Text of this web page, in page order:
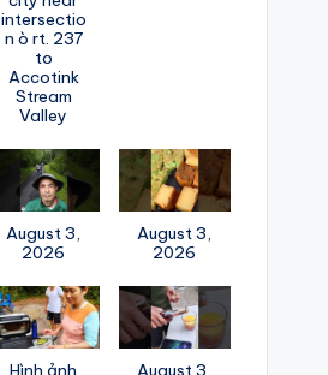
intersectio
n ò rt. 237
to
Accotink
Stream
Valley
August 3,
2026
August 3,
2026